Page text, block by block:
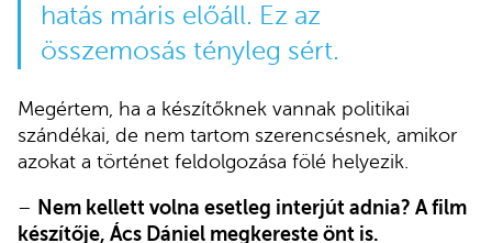
hatás máris előáll. Ez az
összemosás tényleg sért.
Megértem, ha a készítőknek vannak politikai
szándékai, de nem tartom szerencsésnek, amikor
azokat a történet feldolgozása fölé helyezik.
– Nem kellett volna esetleg interjút adnia? A film
készítője, Ács Dániel megkereste önt is.